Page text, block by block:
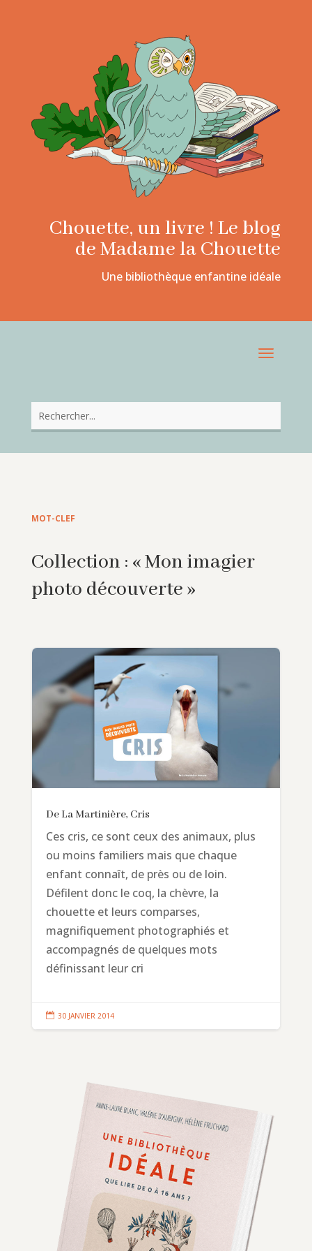
Chouette, un livre ! Le blog
de Madame la Chouette
Une bibliothèque enfantine idéale
MOT-CLEF
Collection : « Mon imagier
photo découverte »
De La Martinière, Cris
Ces cris, ce sont ceux des animaux, plus
ou moins familiers mais que chaque
enfant connaît, de près ou de loin.
Défilent donc le coq, la chèvre, la
chouette et leurs comparses,
magnifiquement photographiés et
accompagnés de quelques mots
définissant leur cri
 30 JANVIER 2014